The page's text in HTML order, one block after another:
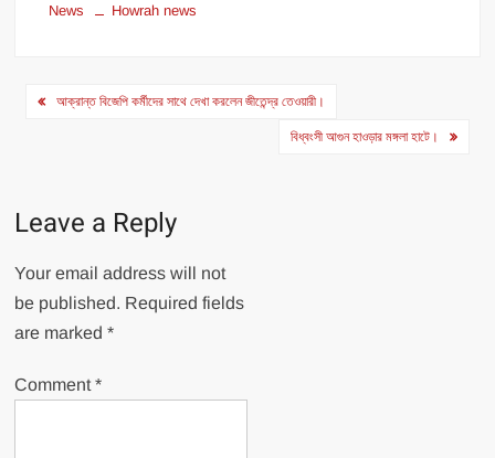
News
Howrah news
Post
আক্রান্ত বিজেপি কর্মীদের সাথে দেখা করলেন জীতেন্দ্র তেওয়ারী।
বিধ্বংসী আগুন হাওড়ার মঙ্গলা হাটে।
Leave a Reply
Your email address will not
be published. Required fields
are marked*
Comment*